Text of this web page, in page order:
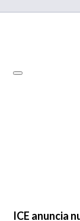
ICE anuncia